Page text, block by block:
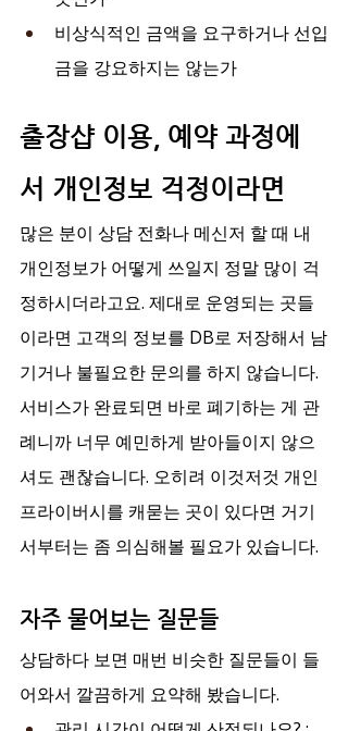
비상식적인 금액을 요구하거나 선입
금을 강요하지는 않는가
출장샵 이용, 예약 과정에
서 개인정보 걱정이라면
많은 분이 상담 전화나 메신저 할 때 내
개인정보가 어떻게 쓰일지 정말 많이 걱
정하시더라고요. 제대로 운영되는 곳들
이라면 고객의 정보를 DB로 저장해서 남
기거나 불필요한 문의를 하지 않습니다.
서비스가 완료되면 바로 폐기하는 게 관
례니까 너무 예민하게 받아들이지 않으
셔도 괜찮습니다. 오히려 이것저것 개인
프라이버시를 캐묻는 곳이 있다면 거기
서부터는 좀 의심해볼 필요가 있습니다.
자주 물어보는 질문들
상담하다 보면 매번 비슷한 질문들이 들
어와서 깔끔하게 요약해 봤습니다.